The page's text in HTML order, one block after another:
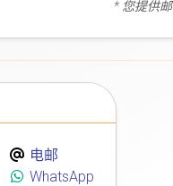
* 您提供
电邮
WhatsApp